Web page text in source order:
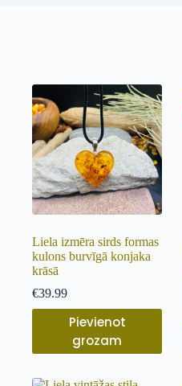
Liela izmēra sirds formas
kulons burvīgā konjaka
krāsā
€39.99
Pievienot
grozam